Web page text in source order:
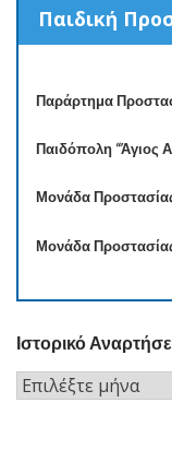
Παιδική
Παράρτημα
Παιδόπολη “Άγιος
Μονάδα
Μονάδα
Ιστορικό
Ιστορικό